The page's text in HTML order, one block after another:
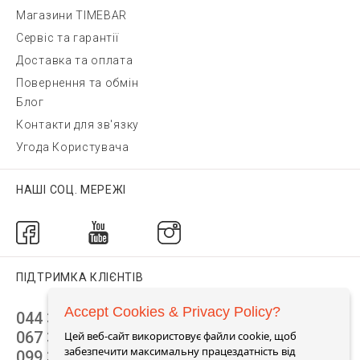
Магазини TIMEBAR
Сервіс та гарантії
Доставка та оплата
Повернення та обмін
Блог
Контакти для зв'язку
Угода Користувача
НАШІ СОЦ. МЕРЕЖІ
ПІДТРИМКА КЛІЄНТІВ
044 392 44 45
067 344 14 44 (viber)
Accept Cookies & Privacy Policy?
Цей веб-сайт використовує файли cookie, щоб
забезпечити максимальну працездатність від